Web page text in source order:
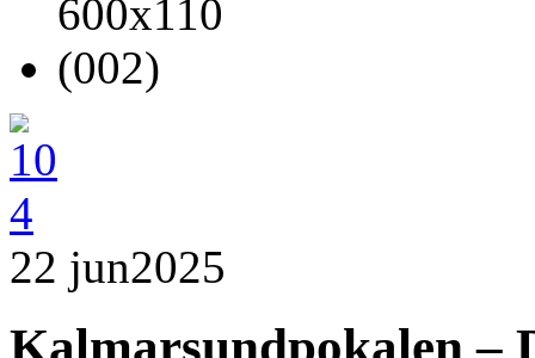
22 jun2025
Kalmarsundpokalen –